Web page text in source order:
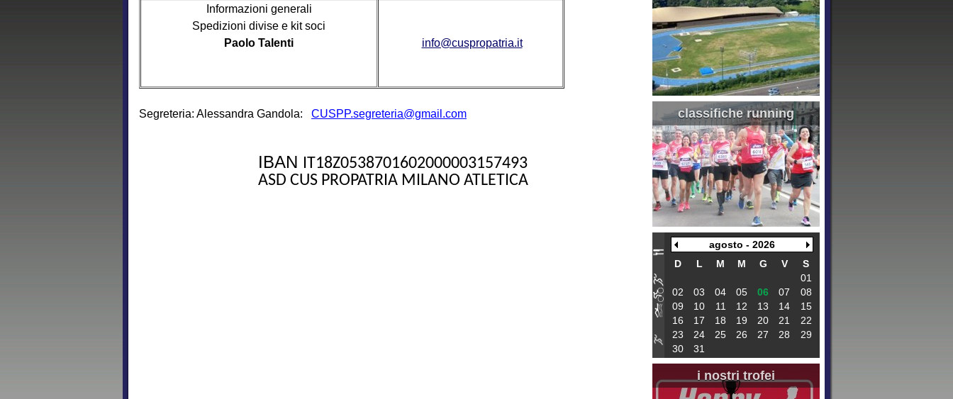
Informazioni generali
Spedizioni divise e kit soci
Paolo Talenti
info@cuspropatria.it
Segreteria: Alessandra Gandola: CUSPP.segreteria@gmail.com
IBAN IT18Z0538701602000003157493
ASD CUS PROPATRIA MILANO ATLETICA
classifiche running
agosto - 2026
D
L M M G V
S
01
02
03 04 05 06 07
08
09
10 11 12 13 14
15
16
17 18 19 20 21
22
23
24 25 26 27 28
29
30
31
i nostri trofei